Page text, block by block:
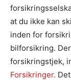
at du ikke kan
inden for
bilforsikring.
forsikringstjek,
Forsikringer.